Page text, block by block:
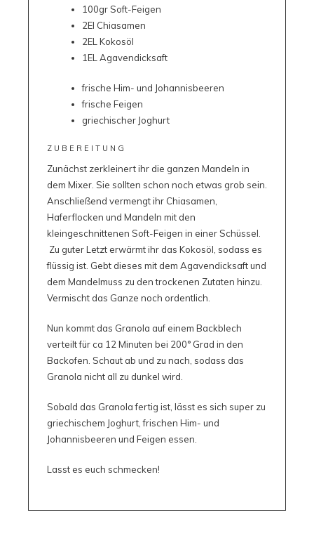
100grSoft-Feigen
2El Chiasamen
2EL Kokosöl
1EL Agavendicksaft
frische Him- und Johannisbeeren
frische Feigen
griechischer Joghurt
ZUBEREITUNG
Zunächst zerkleinert ihr die ganzen Mandeln in
dem Mixer. Sie sollten schon noch etwas grob sein.
Anschließend vermengt ihr Chiasamen,
Haferflocken und Mandeln mit den
kleingeschnittenen Soft-Feigen in einer Schüssel.
Zu guter Letzt erwärmt ihr das Kokosöl, sodass es
flüssig ist. Gebt dieses mit dem Agavendicksaft und
dem Mandelmuss zu den trockenen Zutaten hinzu.
Vermischt das Ganze noch ordentlich.
Nun kommt das Granola auf einem Backblech
verteilt für ca 12 Minuten bei 200° Grad in den
Backofen. Schaut ab und zu nach, sodass das
Granola nicht all zu dunkel wird.
Sobald das Granola fertig ist, lässt es sich super zu
griechischem Joghurt, frischen Him- und
Johannisbeeren und Feigen essen.
Lasst es euch schmecken!